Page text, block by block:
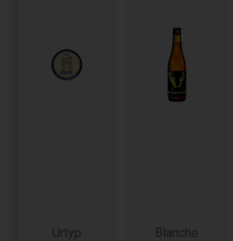
Urtyp Blanche